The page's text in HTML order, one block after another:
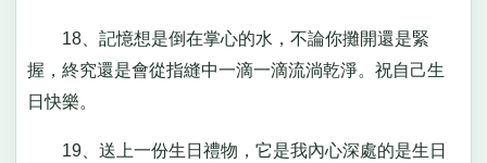
18、記憶想是倒在掌心的水，不論你攤開還是緊
握，終究還是會從指縫中一滴一滴流淌乾淨。祝自己生
日快樂。
19、送上一份生日禮物，它是我內心深處的是生日